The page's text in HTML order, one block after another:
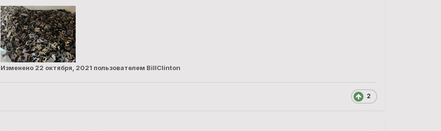
Изменено 22 октября, 2021 пользователем BillClinton
2